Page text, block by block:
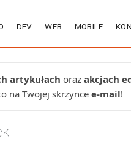
DEV WEB MOBILE
artykułach oraz akcjach
na Twojej skrzynce e-mail!